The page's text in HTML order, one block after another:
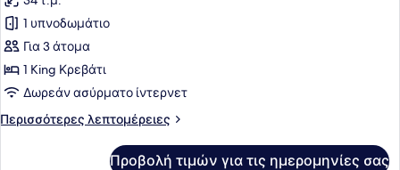
για
Standard
Δωμάτιο,
1
Κρεβάτι
1 υπνοδωμάτιο
Για 3 άτομα
1 King Κρεβάτι
Δωρεάν ασύρματο ίντερνετ
Περισσότερες λεπτομέρειες
Περισσότερες
Προβολή τιμών για τις ημερομηνίες σας